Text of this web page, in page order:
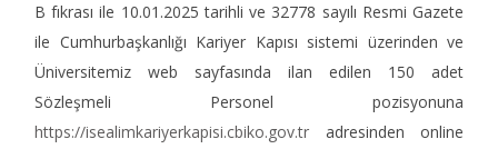
B fıkrası ile 10.01.2025 tarihli ve 32778 sayılı Resmi Gazete
ile Cumhurbaşkanlığı Kariyer Kapısı sistemi üzerinden ve
Üniversitemiz web sayfasında ilan edilen 150 adet
Sözleşmeli Personel pozisyonuna
https://isealimkariyerkapisi.cbiko.gov.tr adresinden online